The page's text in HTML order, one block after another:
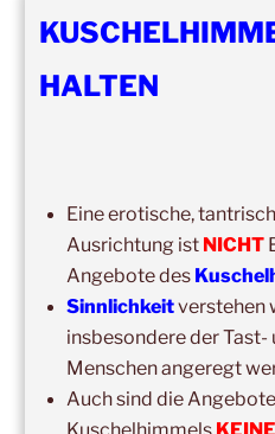
Vorname
Ich bin
Erlaubst du die
Verarbeitung deiner Daten
HALTEN
Eine erotische,
Ausrichtung ist NICHT
Angebote des
Sinnlichkeitverstehen
insbesondere der Tast-
Menschen angeregt
Auch sind die
Kuschelhimmels KEINE